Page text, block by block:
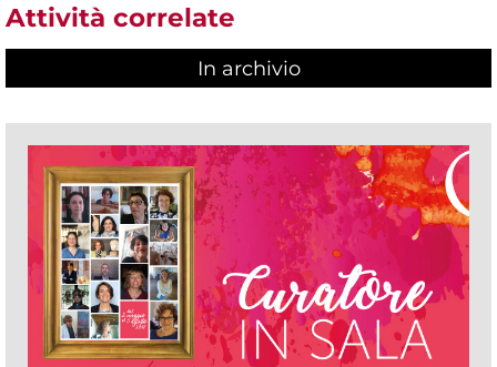
Attività correlate
In archivio